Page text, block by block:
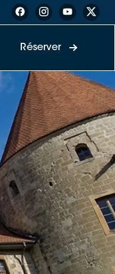
Réserver